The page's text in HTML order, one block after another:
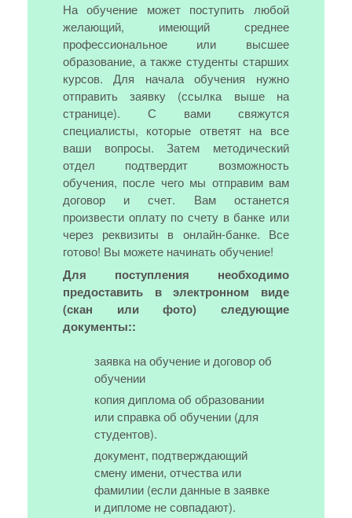
На обучение может поступить любой
желающий, имеющий среднее
профессиональное или высшее
образование, а также студенты старших
курсов. Для начала обучения нужно
отправить заявку (ссылка выше на
странице). С вами свяжутся
специалисты, которые ответят на все
ваши вопросы. Затем методический
отдел подтвердит возможность
обучения, после чего мы отправим вам
договор и счет. Вам останется
произвести оплату по счету в банке или
через реквизиты в онлайн-банке. Все
готово! Вы можете начинать обучение!
Для поступления необходимо
предоставить в электронном виде
(скан или фото) следующие
документы::
заявка на обучение и договор об
обучении
копия диплома об образовании
или справка об обучении (для
студентов).
документ, подтверждающий
смену имени, отчества или
фамилии (если данные в заявке
и дипломе не совпадают).